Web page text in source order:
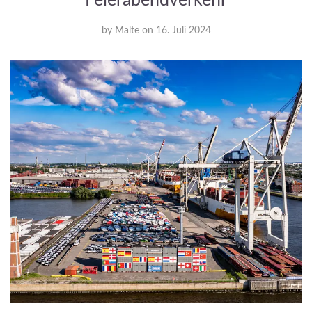
by Malte on 16. Juli 2024